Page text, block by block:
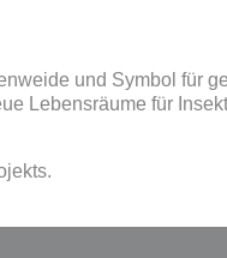
und Symbol für
Lebensräume für